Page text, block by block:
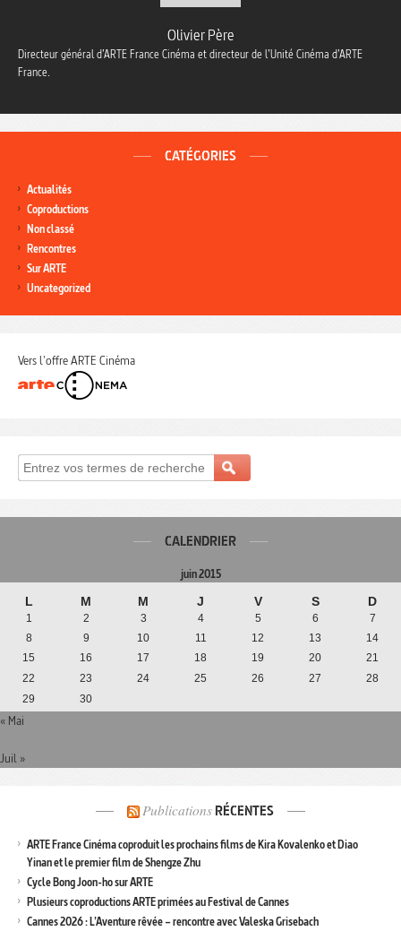
Olivier Père
Directeur général d’ARTE France Cinéma et directeur de l’Unité Cinéma d’ARTE
France.
CATÉGORIES
Actualités
Coproductions
Non classé
Rencontres
Sur ARTE
Uncategorized
Vers l'offre ARTE Cinéma
CALENDRIER
juin 2015
L M M J V S D
1 2 3 4 5 6
7
8
9 10 11 12 13
14
15
16 17 18 19 20
21
22
23 24 25 26 27
28
29
30
« Mai
Juil »
Publications RÉCENTES
ARTE France Cinéma coproduit les prochains films de Kira Kovalenko et Diao
Yinan et le premier film de Shengze Zhu
Cycle Bong Joon-ho sur ARTE
Plusieurs coproductions ARTE primées au Festival de Cannes
Cannes 2026 : L’Aventure rêvée – rencontre avec Valeska Grisebach